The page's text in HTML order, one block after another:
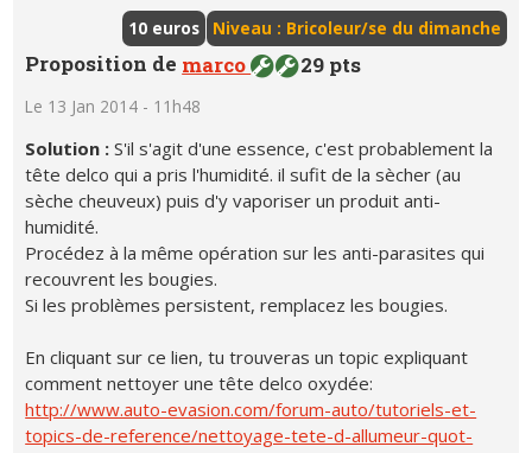
Niveau : Bricoleur/se du dimanche
10 euros
Proposition de marco 29 pts
Le 13 Jan 2014 - 11h48
Solution :S'il s'agit d'une essence, c'est probablement la
tête delco qui a pris l'humidité. il sufit de la sècher (au
sèche cheuveux) puis d'y vaporiser un produit anti-
humidité.
Procédez à la même opération sur les anti-parasites qui
recouvrent les bougies.
Si les problèmes persistent, remplacez les bougies.
En cliquant sur ce lien, tu trouveras un topic expliquant
comment nettoyer une tête delco oxydée:
http://www.auto-evasion.com/forum-auto/tutoriels-et-
topics-de-reference/nettoyage-tete-d-allumeur-quot-